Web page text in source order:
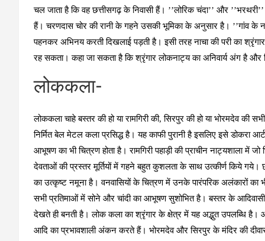
चल जाता है कि वह छत्तीसगढ़ के निवासी हैं। ’’लोरिक चंदा’’ और
हैं। चरणदास चोर की रानी के गहने उसकी भूमिका के अनुसार है। ’’गांव के
पहनकर अभिनय करती दिखलाई पड़ती है। इसी तरह नाचा की परी का
रह सकता। कहा जा सकता है कि श्रृंगार लोकनाट्य का अनिवार्य अंग है और
लोककला-
लोककला चाहे बस्तर की हो या रामगिरी की, सिरपुर की हो या भोरमदेव की
निर्मित बेल मेटल कला प्रसिद्ध है। यह काफी पुरानी है इसलिए इसे डोकरा
आभूषण का भी चित्रण होता है। रामगिरी पहाड़ी की प्राचीन नाट्यशाला में
देवताओं की प्रस्तर मूर्तियों में गहने बहुत कुशलता के साथ उत्कीर्ण किये
का उत्कृष्ट नमूना है। वनवासियों के चित्रण में उनके पारंपरिक अलंकारों का
सभी प्रतिमाओं में सोने और चांदी का आभूषण सुशोभित है। बस्तर के
देखते ही बनती है। लोक कला का श्रृंगार के क्षेत्र में यह अद्भुत उपलब्धि है।
आदि का प्रभावशाली अंकन करते हैं। भोरमदेव और सिरपुर के मंदिर की